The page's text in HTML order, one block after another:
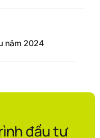
năm 2024
đầu tư